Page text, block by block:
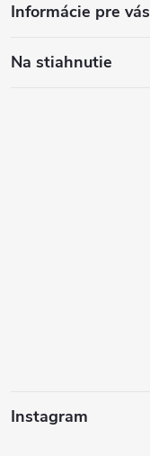
Informácie pre vás
Na stiahnutie
Instagram